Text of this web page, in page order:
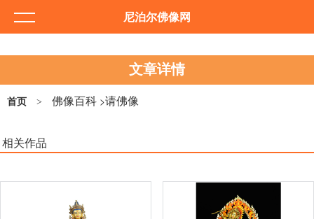
尼泊尔佛像网
文章详情
首页 > 佛像百科 >请佛像
相关作品